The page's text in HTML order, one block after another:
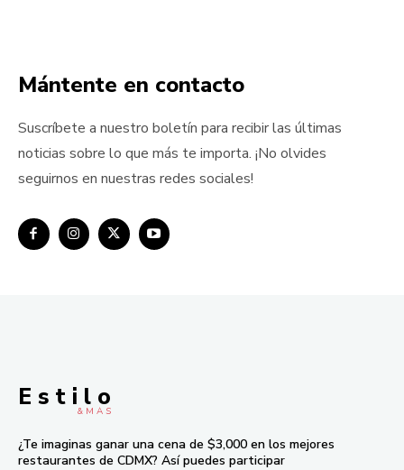
Mántente en contacto
Suscríbete a nuestro boletín para recibir las últimas
noticias sobre lo que más te importa. ¡No olvides
seguirnos en nuestras redes sociales!
E s t i l o
& M À S
¿Te imaginas ganar una cena de $3,000 en los mejores
restaurantes de CDMX? Así puedes participar